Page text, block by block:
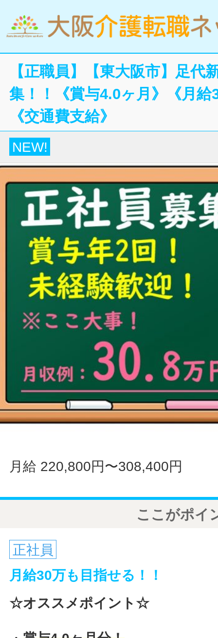
【正職員】【東大阪市】足代
集！！《賞与4.0ヶ月》《月
《交通費支給》
NEW!
月給 220,800円〜308,400円
ここがポイ
正社員
月給30万も目指せる！！
☆オススメポイント☆